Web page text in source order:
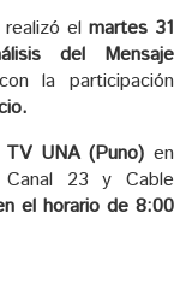
realizó elmartes 31
del Mensaje
la participación
UNA (Puno) en
23 y Cable
el horario de 8:00